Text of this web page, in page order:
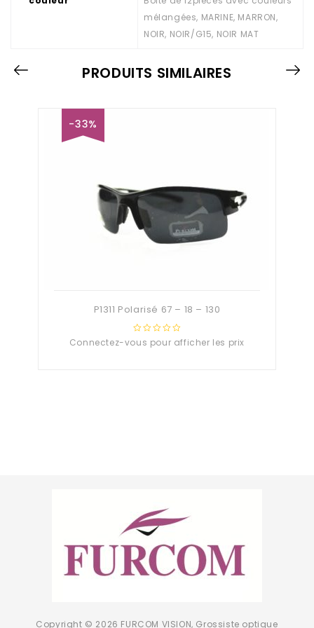
mélangées, MARINE, MARRON,
NOIR, NOIR/G15, NOIR MAT
PRODUITS SIMILAIRES
-33%
P1311 Polarisé 67 – 18 – 130
0
Connectez-vous pour afficher les prix
Copyright © 2026 FURCOM VISION, Grossiste optique